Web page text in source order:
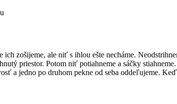
ich zošijeme, ale niť s ihlou ešte necháme.
priestor. Potom niť potiahneme a sáčky
a jedno po druhom pekne od seba oddeľujeme.